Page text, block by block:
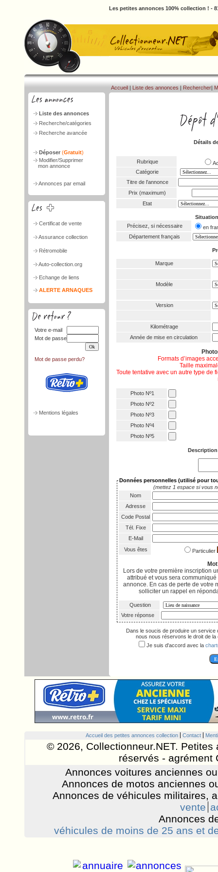
Les petites annonces 100% collection ! -
Liste des annonces
Recherche/catégories
Recherche avancée
Déposer (Gratuit)
Modifier/Supprimer
mon annonce
Annonces par email
Certificat de vente
Assurance collection
Rétromobile
Auto-collection.org
Echange de liens
ALERTE ARNAQUES
Votre e-mail
Mot de passe
Mot de passe perdu?
Mentions légales
Accueil | Liste des annonces | Rechercher|
Détails
Rubrique
Catégorie
Titre de l'annonce
Prix (maximum)
Etat
Précisez, si nécessaire
en
Département français
Marque
Modèle
Version
Kilométrage
Année de mise en circulation
Formats d’images
Taille
Toute tentative avec un autre type de
Photo Nº1
Photo Nº2
Photo Nº3
Photo Nº4
Photo Nº5
Données personnelles (utilisé pour
(mettez 1 espace si vous
Nom
Adresse
Code Postal
Tél. Fixe
E-Mail
Vous êtes
Particulier
Lors de votre première inscription
attribué et vous sera
annonce. En cas de perte de votre
solliciter un rappel en
Question
Votre réponse
Dans le soucis de produire un
nous nous réservons le droit de la
Je suis d'accord avec la
Accueil des petites annonces collection Contact
© 2026, Collectionneur.NET.
réservés - agrément
Annonces voitures anciennes
Annonces de motos anciennes
Annonces de véhicules militaires,
vente
Annonces
véhicules de moins de 25 ans et